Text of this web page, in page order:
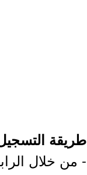
طريقة
- من خلال